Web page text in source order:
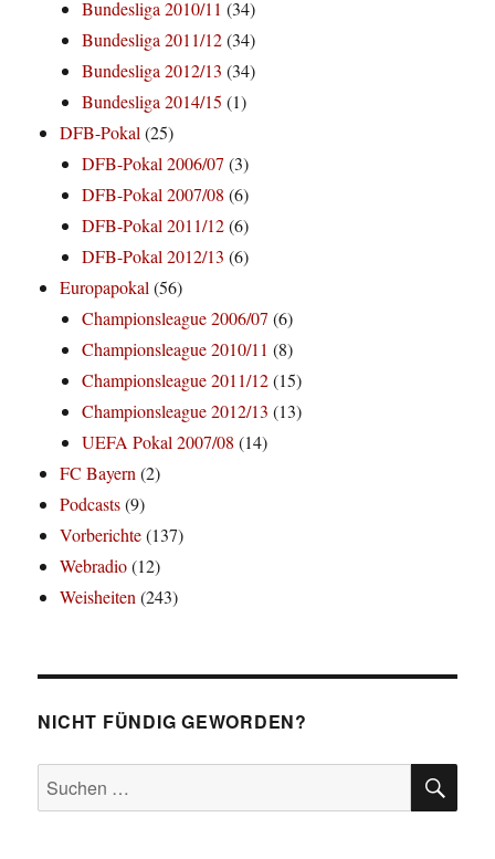
Bundesliga 2010/11 (34)
Bundesliga 2011/12(34)
Bundesliga 2012/13 (34)
Bundesliga 2014/15 (1)
DFB-Pokal(25)
DFB-Pokal 2006/07 (3)
DFB-Pokal 2007/08 (6)
DFB-Pokal 2011/12(6)
DFB-Pokal 2012/13 (6)
Europapokal(56)
Championsleague 2006/07 (6)
Championsleague 2010/11 (8)
Championsleague 2011/12(15)
Championsleague 2012/13 (13)
UEFA Pokal 2007/08 (14)
FC Bayern(2)
Podcasts(9)
Vorberichte(137)
Webradio(12)
Weisheiten(243)
NICHT FÜNDIG GEWORDEN?
Suchen
nach: